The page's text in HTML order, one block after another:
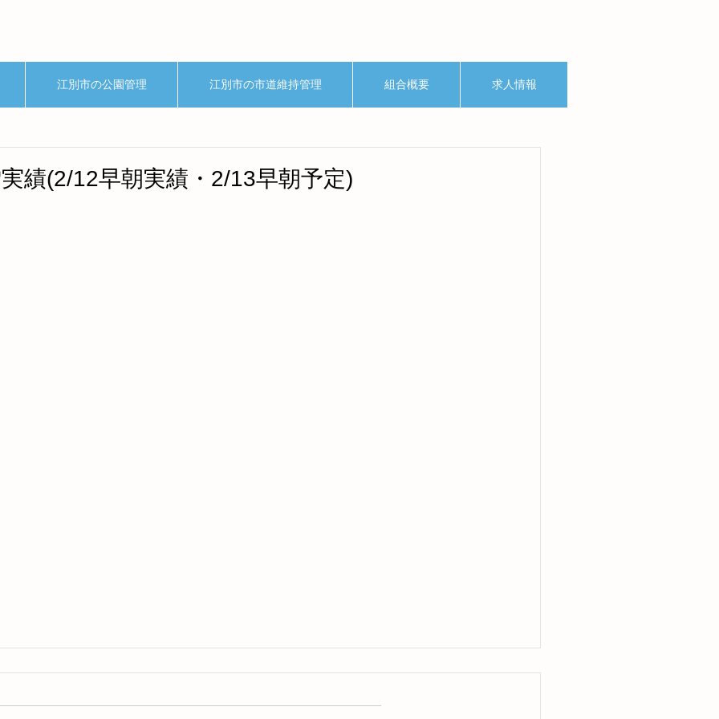
績(2/12早朝実績・2/13早朝予定)
江別市の公園管理 江別市の市道維持管理 組合概要 求人情報